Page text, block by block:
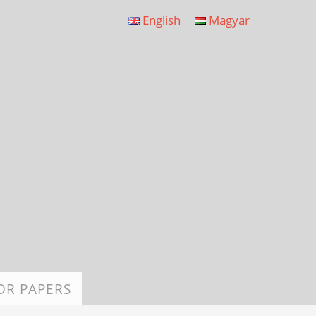
English Magyar
PAPERS